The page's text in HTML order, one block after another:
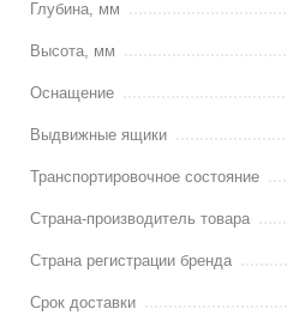
Ножки - 25 мм
Корпус - 18 мм
Вклад под матрас - 16 мм
обматывается в стретч-пленку.
Глубина, мм
Высота, мм
Оснащение
Выдвижные ящики
Транспортировочное состояние
Страна-производитель товара
Страна регистрации бренда
Срок доставки